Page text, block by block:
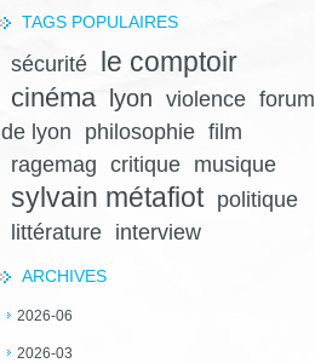
TAGS POPULAIRES
sécurité le comptoir
cinéma lyon violence forum
de lyon
philosophie film
ragemag critique musique
sylvain métafiot
politique
littérature
interview
ARCHIVES
2026-06
2026-03